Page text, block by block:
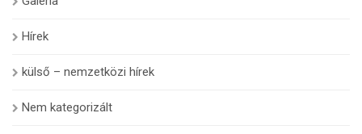
Hírek
külső – nemzetközi hírek
Nem kategorizált